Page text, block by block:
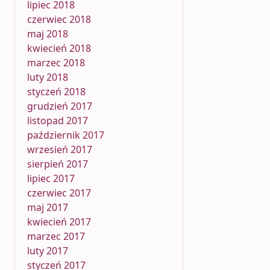
lipiec 2018
czerwiec 2018
maj 2018
kwiecień 2018
marzec 2018
luty 2018
styczeń 2018
grudzień 2017
listopad 2017
październik 2017
wrzesień 2017
sierpień 2017
lipiec 2017
czerwiec 2017
maj 2017
kwiecień 2017
marzec 2017
luty 2017
styczeń 2017